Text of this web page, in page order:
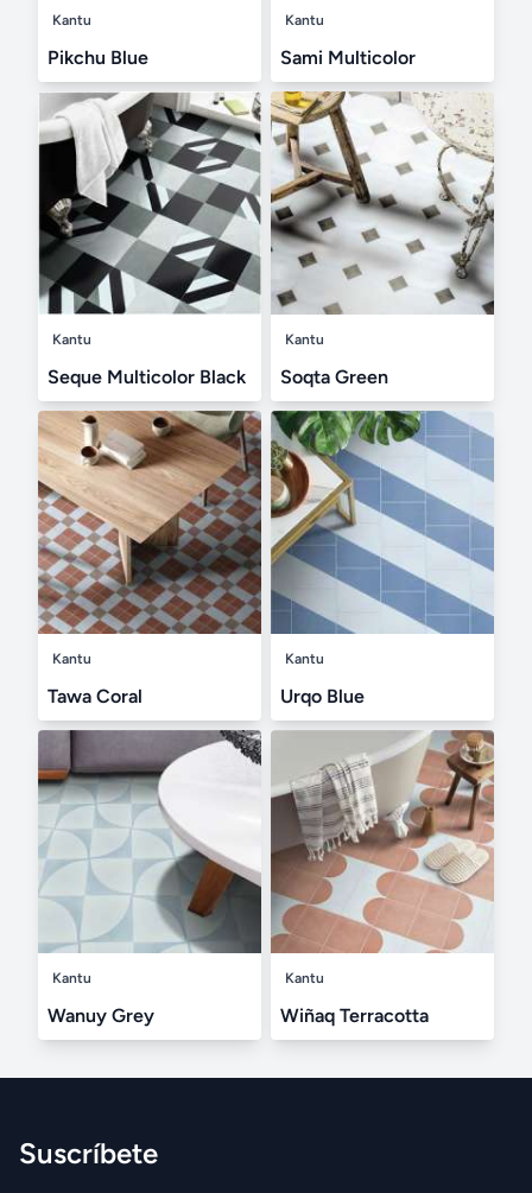
Kantu
Pikchu Blue
Kantu
Sami Multicolor
Kantu
Seque Multicolor Black
Kantu
Soqta Green
Kantu
Tawa Coral
Kantu
Urqo Blue
Kantu
Wanuy Grey
Kantu
Wiñaq Terracotta
Suscríbete